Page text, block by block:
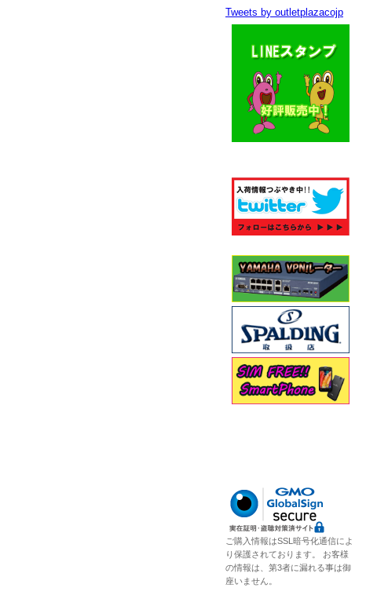
Tweets by outletplazacojp
ご購入情報はSSL暗号化通信によ
り保護されております。 お客様
の情報は、第3者に漏れる事は御
座いません。